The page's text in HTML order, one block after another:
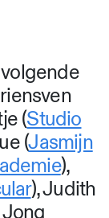
(Studio
(Jasmijn
),
), Judith